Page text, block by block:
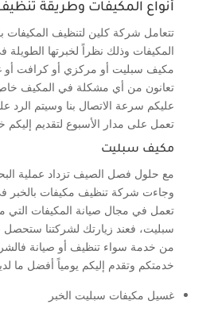
أنواع المكيفات وطريقة
تتعامل شركة كلين لتنظيف المكيفات
المكيفات وذلك نظراً لخبرتها
مكيف سبليت أو مركزي أو كرافت أو
تعانون من أي مشكلة في المكيف
عليكم سرعة الاتصال بنا وسيتم الرد
تعمل على مدار الأسبوع لتقديم
مكيف سبليت
مع حلول فصل الصيف تزداد عملية
وجاءت شركة تنظيف مكيفات بالخبر
تعمل في مجال صيانة المكيفات التي
سبليت، فعند زيارتك لشركتنا
من خدمة سواء تنظيف أو صيانة
خدمتكم وتقدم إليكم يومياً أفضل ما
غسيل مكيفات سبليت الخبر